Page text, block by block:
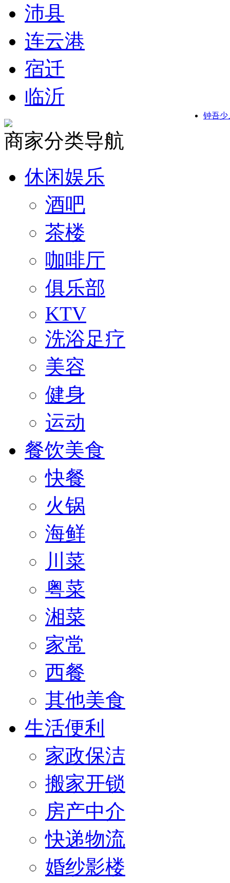
沛县
连云港
宿迁
临沂
钟吾少
商家分类导航
休闲娱乐
酒吧
茶楼
咖啡厅
俱乐部
KTV
洗浴足疗
美容
健身
运动
餐饮美食
快餐
火锅
海鲜
川菜
粤菜
湘菜
家常
西餐
其他美食
生活便利
家政保洁
搬家开锁
房产中介
快递物流
婚纱影楼